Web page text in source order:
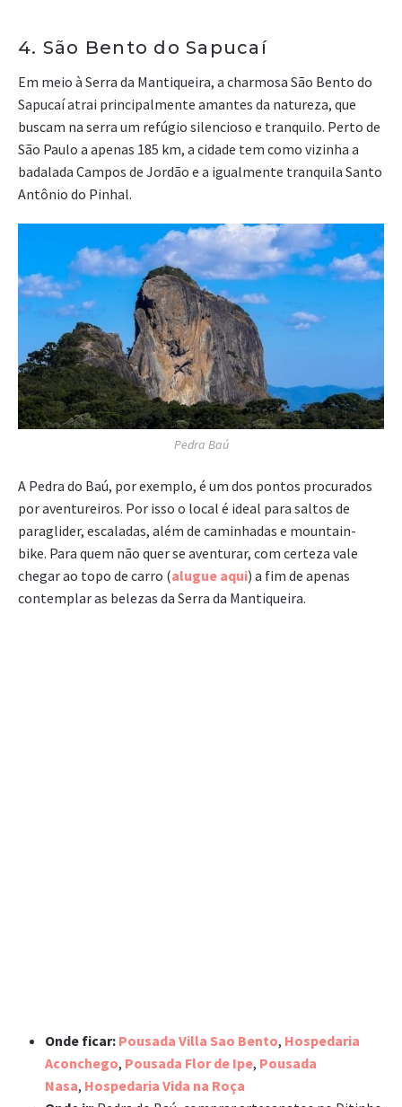
4. São Bento do Sapucaí
Em meio à Serra da Mantiqueira, a charmosa São Bento do
Sapucaí atrai principalmente amantes da natureza, que
buscam na serra um refúgio silencioso e tranquilo. Perto de
São Paulo a apenas 185 km, a cidade tem como vizinha a
badalada Campos de Jordão e a igualmente tranquila Santo
Antônio do Pinhal.
Pedra Baú
A Pedra do Baú, por exemplo, é um dos pontos procurados
por aventureiros. Por isso o local é ideal para saltos de
paraglider, escaladas, além de caminhadas e mountain-
bike. Para quem não quer se aventurar, com certeza vale
chegar ao topo de carro (alugue aqui) a fim de apenas
contemplar as belezas da Serra da Mantiqueira.
Onde ficar: Pousada Villa Sao Bento, Hospedaria
Aconchego, Pousada Flor de Ipe, Pousada
Nasa, Hospedaria Vida na Roça